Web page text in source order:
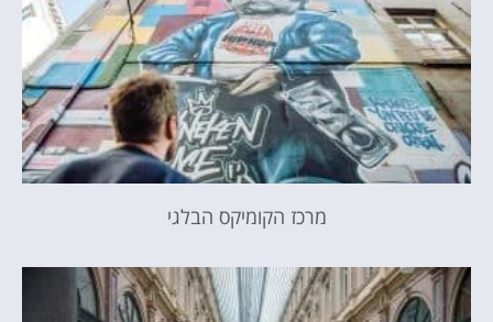
מרכז הקומיקס הבלגי